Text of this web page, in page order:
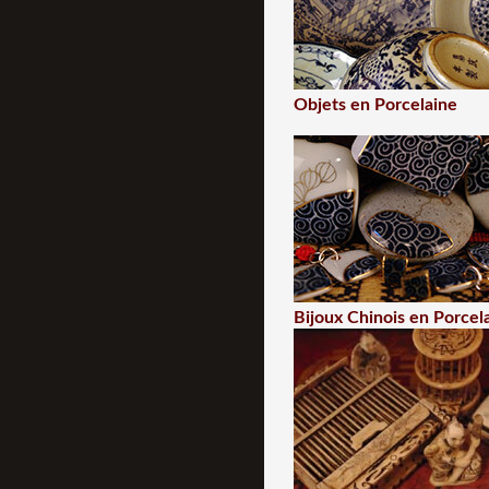
Objets en Porcelaine
Bijoux Chinois en